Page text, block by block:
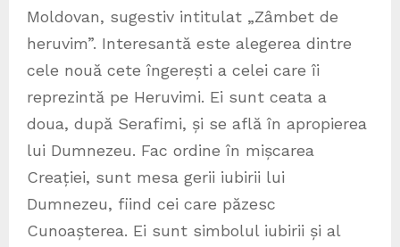
Moldovan, sugestiv intitulat „Zâmbet de
heruvim”. Interesantă este alegerea dintre
cele nouă cete îngerești a celei care îi
reprezintă pe Heruvimi. Ei sunt ceata a
doua, după Serafimi, și se află în apropierea
lui Dumnezeu. Fac ordine în mișcarea
Creației, sunt mesa gerii iubirii lui
Dumnezeu, fiind cei care păzesc
Cunoașterea. Ei sunt simbolul iubirii și al